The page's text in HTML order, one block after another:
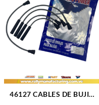
46127 CABLES DE BUJIA